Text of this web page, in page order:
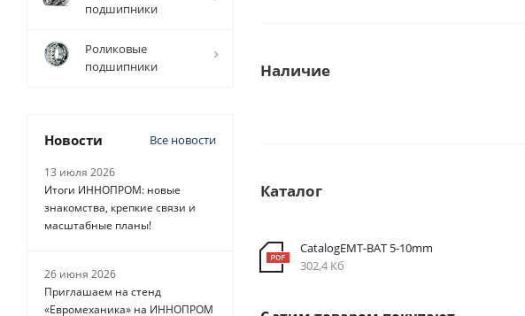
Наличие
Каталог
CatalogEMT-ВАТ 5-10mm
302,4 Кб
подшипники
Роликовые
подшипники
Новости Все новости
13 июля 2026
Итоги ИННОПРОМ: новые
знакомства, крепкие связи и
масштабные планы!
26 июня 2026
Приглашаем на стенд
«Евромеханика» на ИННОПРОМ